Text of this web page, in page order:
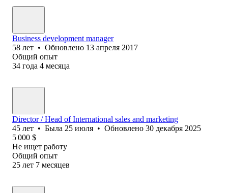
Business development manager
58 лет • Обновлено 13 апреля 2017
Общий опыт
34 года 4 месяца
Director / Head of International sales and marketing
45 лет • Была 25 июля • Обновлено 30 декабря 2025
5 000 $
Не ищет работу
Общий опыт
25 лет 7 месяцев